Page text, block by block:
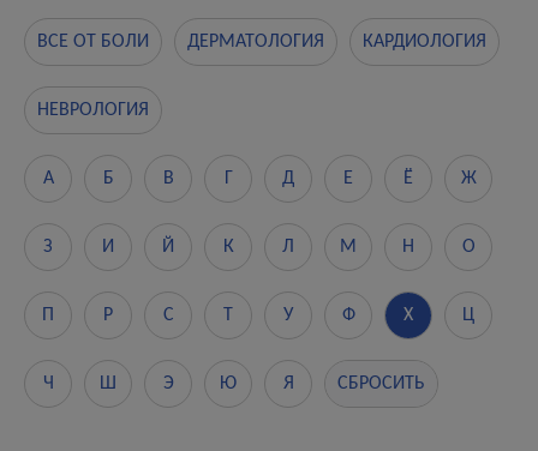
ВСЕ ОТ БОЛИ ДЕРМАТОЛОГИЯ КАРДИОЛОГИЯ
НЕВРОЛОГИЯ
А Б В Д Е Ё Ж
З И Й К Л М Н О
Р С У Ф Х Ц
Ч Ш Э Ю Я СБРОСИТЬ